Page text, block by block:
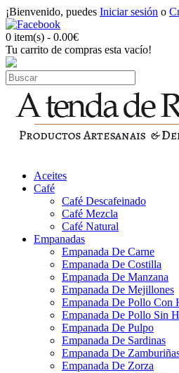
¡Bienvenido, puedes Iniciar sesión o
0 item(s) - 0.00€
Tu carrito de compras esta vacío!
Aceites
Café
Café Descafeinado
Café Mezcla
Café Natural
Empanadas
Empanada De Carne
Empanada De Costilla
Empanada De Manzana
Empanada De Mejillones
Empanada De Pollo Con
Empanada De Pollo Sin
Empanada De Pulpo
Empanada De Sardinas
Empanada De
Empanada De Zorza